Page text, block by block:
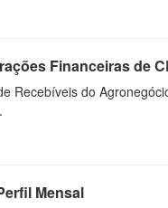
Financeiras de
Recebíveis do
Mensal